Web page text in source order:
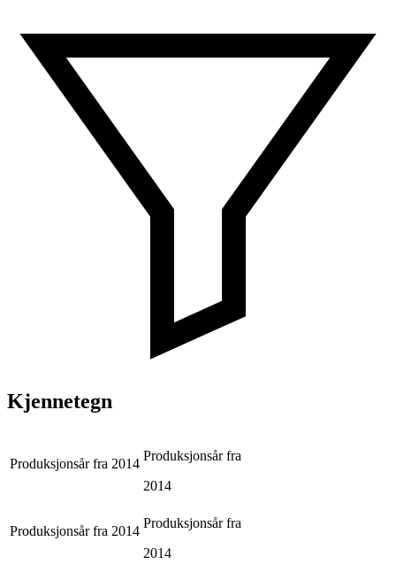
Kjennetegn
Produksjonsår fra 2014
Produksjonsår fra
2014
Produksjonsår fra 2014
Produksjonsår fra
2014